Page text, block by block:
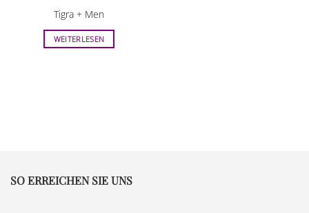
Tigra + Men
WEITERLESEN
SO ERREICHEN SIE UNS